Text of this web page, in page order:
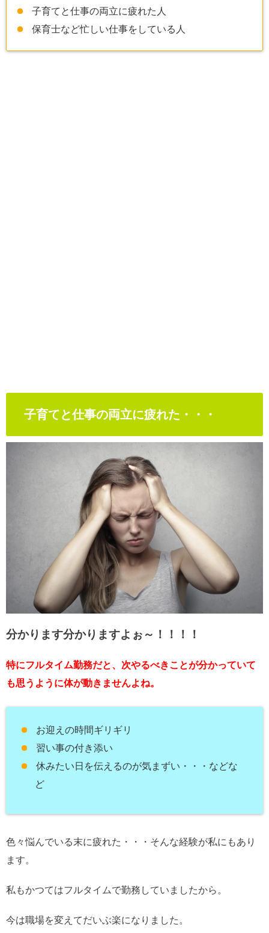
子育てと仕事の両立に疲れた人
保育士など忙しい仕事をしている人
子育てと仕事の両立に疲れた・・・
分かります分かりますよぉ～！！！！
特にフルタイム勤務だと、次やるべきことが分かっていて
も思うように体が動きませんよね。
お迎えの時間ギリギリ
習い事の付き添い
休みたい日を伝えるのが気まずい・・・などな
ど
色々悩んでいる末に疲れた・・・そんな経験が私にもあり
ます。
私もかつてはフルタイムで勤務していましたから。
今は職場を変えてだいぶ楽になりました。